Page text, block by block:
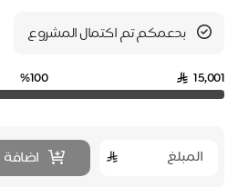
بدعمكم تم اكتمال المشروع
15,001
%100
اضافة